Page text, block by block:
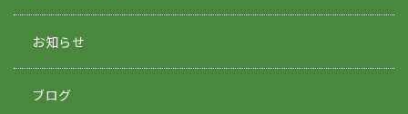
お知らせ
ブログ